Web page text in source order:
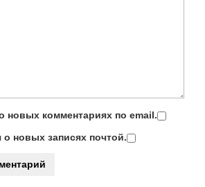
новых комментариях по email.
новых записях почтой.